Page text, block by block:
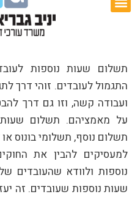
תשלום שעות נוספות
התגמול לעובדים. זוהי דרך
ועבודה קשה, וזו גם דרך
על מאמציהם. תשלום שעות
תשלום נוסף, תשלומי בונוס
למעסיקים להבין את
נוספות ולוודא שהעובדים
שעות נוספות שעובדים. זה